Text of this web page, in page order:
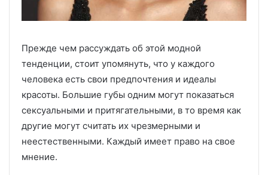
Прежде чем рассуждать об этой модной
тенденции, стоит упомянуть, что у каждого
человека есть свои предпочтения и идеалы
красоты. Большие губы одним могут показаться
сексуальными и притягательными, в то время как
другие могут считать их чрезмерными и
неестественными. Каждый имеет право на свое
мнение.